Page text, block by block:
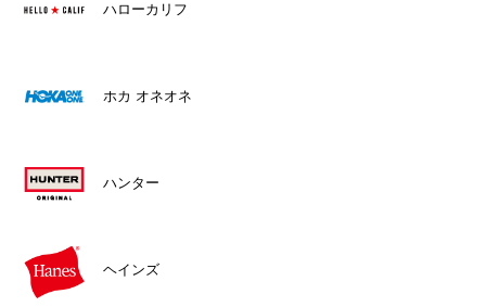
ハローカリフ
ホカ オネオネ
ハンター
ヘインズ